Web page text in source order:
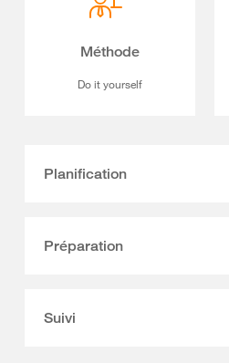
Méthode
Do it yourself
Planification
Préparation
Suivi